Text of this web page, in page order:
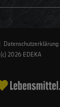
Datenschutzerklärung
(c) 2026 EDEKA